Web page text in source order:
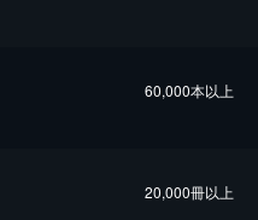
60,000本以上
20,000冊以上